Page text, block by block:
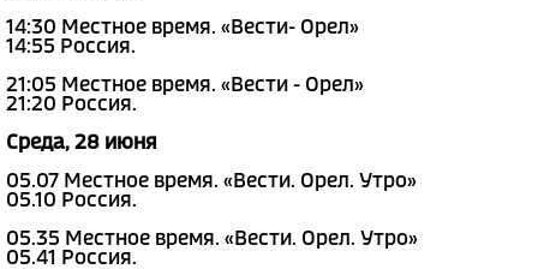
14:30 Местное время. «Вести- Орел»
14:55 Россия.
21:05 Местное время. «Вести - Орел»
21:20 Россия.
Среда, 28 июня
05.07 Местное время. «Вести. Орел. Утро»
05.10 Россия.
05.35 Местное время. «Вести. Орел. Утро»
05.41 Россия.